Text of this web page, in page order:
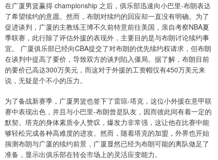
在广厦男篮赢得 championship 之后，俱乐部迅速向小巴里-布朗表达
了希望续约的意愿。然而，布朗对续约的回应却一直没有明确。为了
促进谈判，广厦的主教练王博不久前特意前往美国，亲自考察NBA夏
季联赛，此行除了评估外援的表现外，主要目的是与布朗讨论续约事
宜。 广厦俱乐部已经向CBA提交了对布朗的优先续约权请求，但布朗
在谈判中提高了要价，导致双方的谈判陷入僵局。据了解，布朗目前
的要价已高达300万美元，而这对于外援的工资帽仅有450万美元来
说，无疑是个不小的压力。
为了备战新赛季，广厦男篮也签下了雷琼-塔克，这位小外援在意甲联
赛中表现出色，并且与小巴里-布朗曾是队友，因而彼此间有着一定的
默契。塔克的身体素质令人赞叹，爆发力非常强，这让他在比赛中能
够轻松完成各种高难度的进攻。然而，随着塔克的加盟，外界也开始
揣测布朗与广厦的续约前景，广厦显然已经为布朗可能的离队做足了
准备，显示出俱乐部在转会市场上的灵活应变能力。